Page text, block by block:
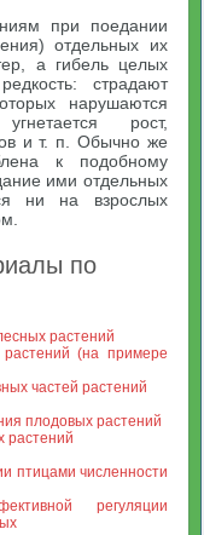
при поедании
отдельных их
а гибель целых
страдают
нарушаются
рост,
и т. п. Обычно же
к подобному
ими отдельных
ни на взрослых
по
растений
растений (на примере
частей растений
плодовых растений
растений
птицами численности
регуляции